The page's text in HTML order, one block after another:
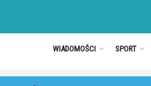
WIADOMOŚCI SPORT